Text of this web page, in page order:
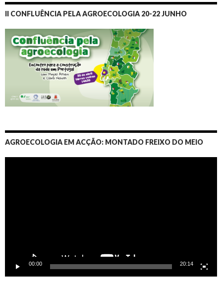
II CONFLUÊNCIA PELA AGROECOLOGIA 20-22 JUNHO
AGROECOLOGIA EM ACÇÃO: MONTADO FREIXO DO MEIO
00:00 20:14